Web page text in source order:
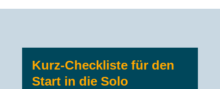
Kurz-Checkliste für den
Start in die Solo